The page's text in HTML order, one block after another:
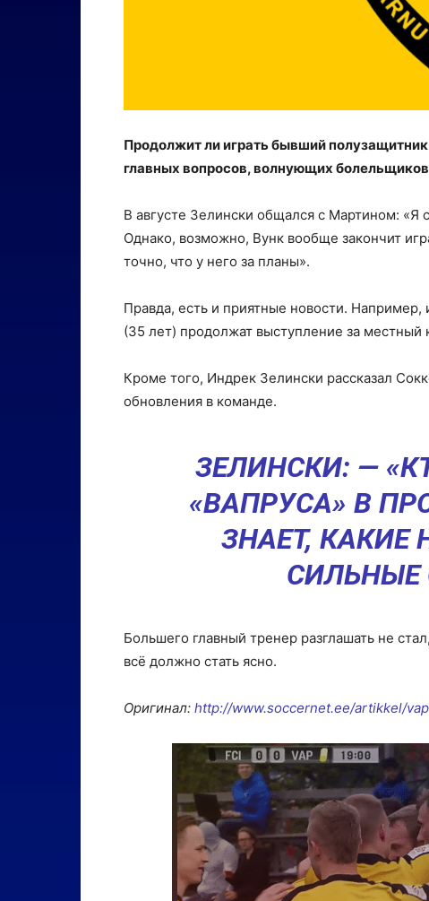
Продолжит ли играть бывший
главных вопросов, волнующих
В августе Зелински общался с Мартином: «Я
Однако, возможно, Вунк вообще закончит
точно, что у него за планы».
Правда, есть и приятные новости. Например,
(35 лет) продолжат выступление за местный
Кроме того, Индрек Зелински рассказал
обновления в команде.
ЗЕЛИНСКИ: —
«ВАПРУСА» В
ЗНАЕТ,
СИЛЬНЫЕ
Большего главный тренер разглашать не
всë должно стать ясно.
Оригинал: http://www.soccernet.ee/artikkel/